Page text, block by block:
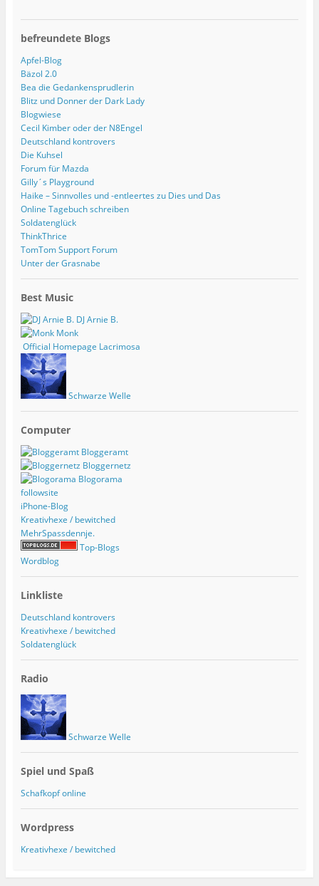
befreundete Blogs
Apfel-Blog
Bäzol 2.0
Bea die Gedankensprudlerin
Blitz und Donner der Dark Lady
Blogwiese
Cecil Kimber oder der N8Engel
Deutschland kontrovers
Die Kuhsel
Forum für Mazda
Gilly´s Playground
Haike – Sinnvolles und -entleertes zu Dies und Das
Online Tagebuch schreiben
Soldatenglück
ThinkThrice
TomTom Support Forum
Unter der Grasnabe
Best Music
DJ Arnie B.
Monk
Official Homepage Lacrimosa
Schwarze Welle
Computer
Bloggeramt
Bloggernetz
Blogorama
followsite
iPhone-Blog
Kreativhexe / bewitched
MehrSpassdennje.
Top-Blogs
Wordblog
Linkliste
Deutschland kontrovers
Kreativhexe / bewitched
Soldatenglück
Radio
Schwarze Welle
Spiel und Spaß
Schafkopf online
Wordpress
Kreativhexe / bewitched